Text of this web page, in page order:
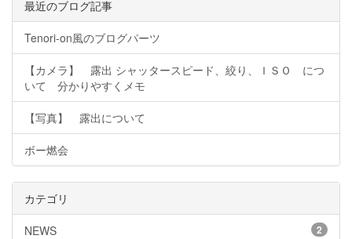
最近のブログ記事
Tenori-on風のブログパーツ
【カメラ】 露出 シャッタースピード、絞り、ＩＳＯ につ
いて 分かりやすくメモ
【写真】 露出について
ボー燃会
カテゴリ
NEWS 2